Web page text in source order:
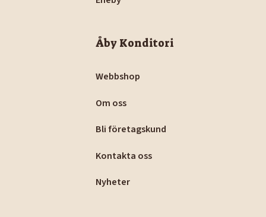
Åby Konditori
Webbshop
Om oss
Bli företagskund
Kontakta oss
Nyheter